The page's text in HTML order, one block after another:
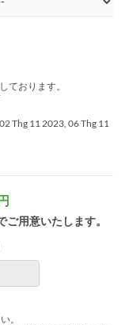
ております。
Thg 11 2023, 06 Thg 11
用意いたします。
。